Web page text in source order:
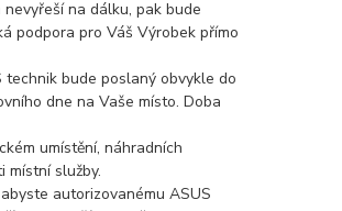
nevyřeší na dálku, pak bude
podpora pro Váš Výrobek přímo
technik bude poslaný obvykle do
dne na Vaše místo. Doba
umístění, náhradních
místní služby.
autorizovanému ASUS